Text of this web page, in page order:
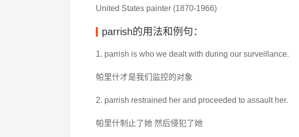
United States painter (1870-1966)
parrish的用法和例句：
1. parrish is who we dealt with during our surveillance.
帕里什才是我们监控的对象
2. parrish restrained her and proceeded to assault her.
帕里什制止了她 然后侵犯了她